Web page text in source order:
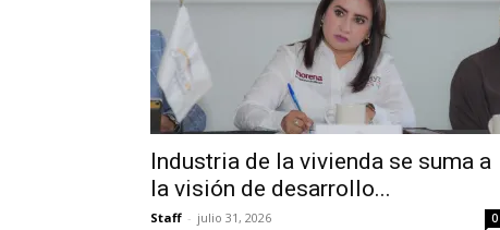
Industria de la vivienda se suma a
la visión de desarrollo...
Staff - julio 31, 2026 0